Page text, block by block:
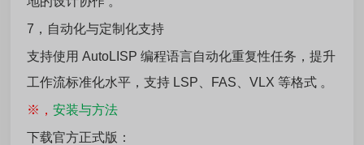
7，自动化与定制化支持
支持使用 AutoLISP 编程语言自动化重复性任务，提升
工作流标准化水平，支持 LSP、FAS、VLX 等格式 。
※，安装与方法
下载官方正式版：